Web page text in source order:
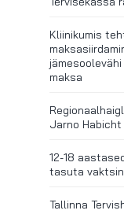
Kliinikumis
maksa
Jarno Habicht
12-18
tasuta
Tallinna